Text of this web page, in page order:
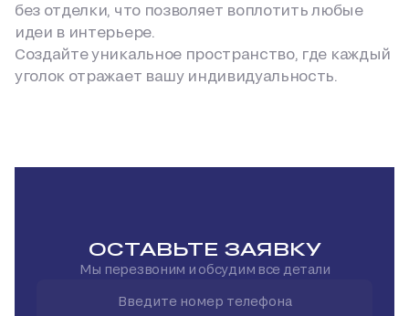
без отделки, что позволяет воплотить любые
идеи в интерьере.
Создайте уникальное пространство, где каждый
уголок отражает вашу индивидуальность.
ОСТАВЬТЕ ЗАЯВКУ
Мы перезвоним и обсудим все детали